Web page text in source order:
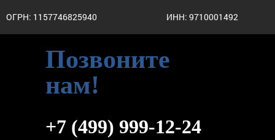
ОГРН: 1157746825940 ИНН: 9710001492
Позвоните
нам!
+7 (499) 999-12-24